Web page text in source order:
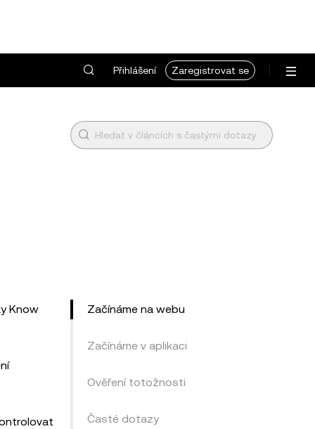
Přihlášení Zaregistrovat se
Know
Začínáme na webu
Začínáme v aplikaci
Ověření totožnosti
Časté dotazy